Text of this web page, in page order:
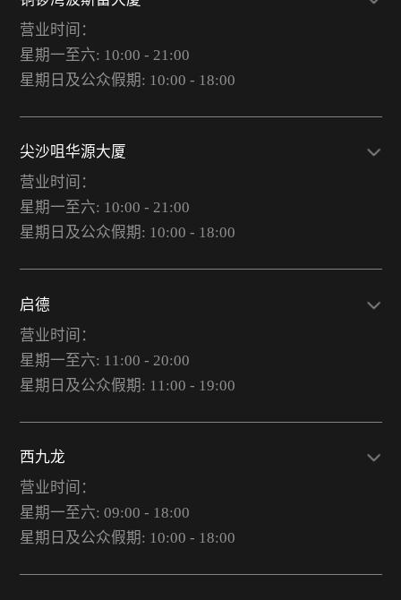
营业时间：
星期一至六: 10:00 - 21:00
星期日及公众假期: 10:00 - 18:00
尖沙咀华源大厦
营业时间：
星期一至六: 10:00 - 21:00
星期日及公众假期: 10:00 - 18:00
启德
营业时间：
星期一至六: 11:00 - 20:00
星期日及公众假期: 11:00 - 19:00
西九龙
营业时间：
星期一至六: 09:00 - 18:00
星期日及公众假期: 10:00 - 18:00